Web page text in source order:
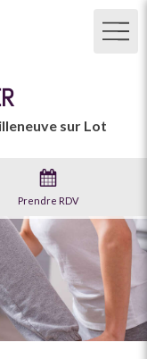
sur Lot
Prendre RDV